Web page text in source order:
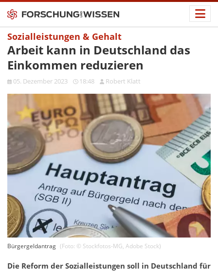
Sozialleistungen & Gehalt
Arbeit kann in Deutschland das
Einkommen reduzieren
05. Dezember 2023 18:48 Robert Klatt
Bürgergeldantrag (Foto: © Stockfotos-MG, Adobe Stock)
Die Reform der Sozialleistungen soll in Deutschland für